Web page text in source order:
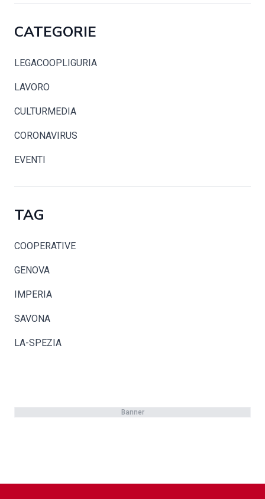
CATEGORIE
LEGACOOPLIGURIA
LAVORO
CULTURMEDIA
CORONAVIRUS
EVENTI
TAG
COOPERATIVE
GENOVA
IMPERIA
SAVONA
LA-SPEZIA
Banner